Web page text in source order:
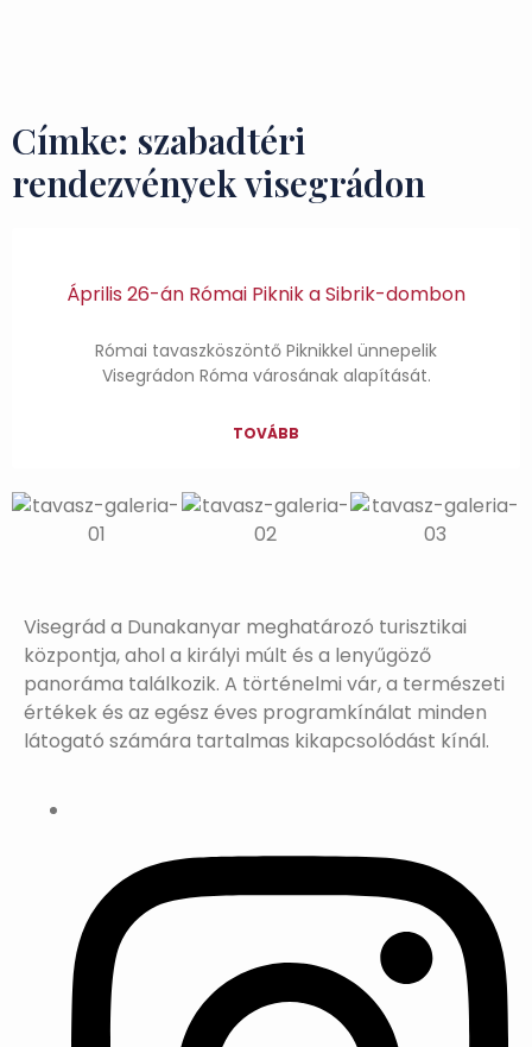
Címke: szabadtéri
rendezvények visegrádon
Április 26-án Római Piknik a Sibrik-dombon
Római tavaszköszöntő Piknikkel ünnepelik
Visegrádon Róma városának alapítását.
TOVÁBB
Visegrád a Dunakanyar meghatározó turisztikai
központja, ahol a királyi múlt és a lenyűgöző
panoráma találkozik. A történelmi vár, a természeti
értékek és az egész éves programkínálat minden
látogató számára tartalmas kikapcsolódást kínál.